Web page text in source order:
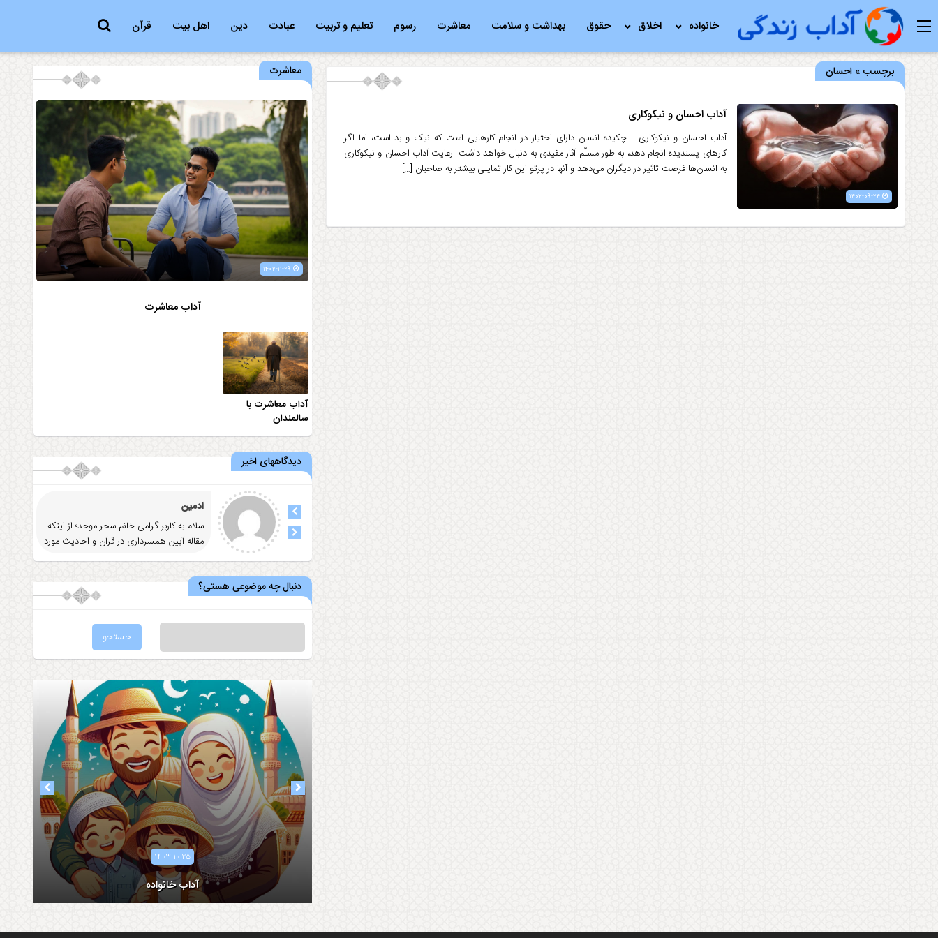
خانواده اخلاق حقوق بهداشت و سلامت معاشرت رسوم تعلیم و تربیت عبادت دین اهل بیت قرآن
برچسب » احسان
آداب احسان و نیکوکاری
آداب احسان و نیکوکاری چکیده انسان دارای اختیار در انجام کارهایی است که نیک و بد است، اما اگر
کارهای پسندیده انجام ‌دهد، به طور مسلّم آثار مفیدی به دنبال خواهد داشت. رعایت آداب احسان و نیکوکاری
به انسان‌ها فرصت تاثیر در دیگران می‌دهد و آنها در پرتو این کار تمایلی بیشتر به صاحبان […]
معاشرت
آداب معاشرت
آداب معاشرت با
سالمندان
دیدگاههای اخیر
ادمین
سلام به کاربر گرامی خانم سحر موحد؛ از اینکه
مقاله آيين همسرداری در قرآن و احاديث مورد
توجه و رضایت شما واقع شد
... ادامه
دنبال چه موضوعی هستی؟
۱۴۰۳-۱۰-۲۵
آداب خانواده